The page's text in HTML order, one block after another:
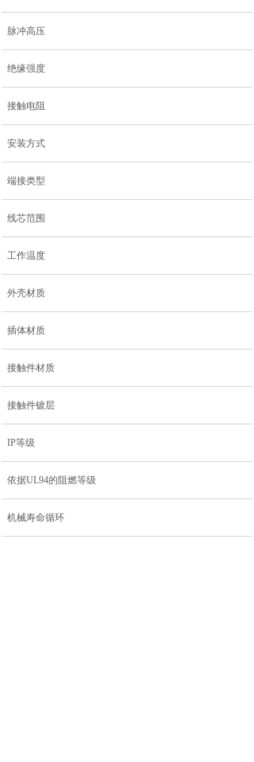
脉冲高压
绝缘强度
接触电阻
安装方式
端接类型
线芯范围
工作温度
外壳材质
插体材质
接触件材质
接触件镀层
IP等级
依据UL94的阻燃等级
机械寿命循环